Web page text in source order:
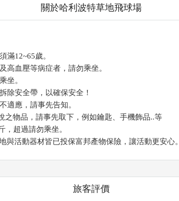
關於哈利波特草地飛球場
滿12~65歲。
壓等病症者，請勿乘坐。
。
全帶，以確保安全！
，請事先告知。
品，請事先取下，例如鑰匙、手機飾品..等
過請勿乘坐。
與活動器材皆已投保富邦產物保險，讓活動更安心。
旅客評價